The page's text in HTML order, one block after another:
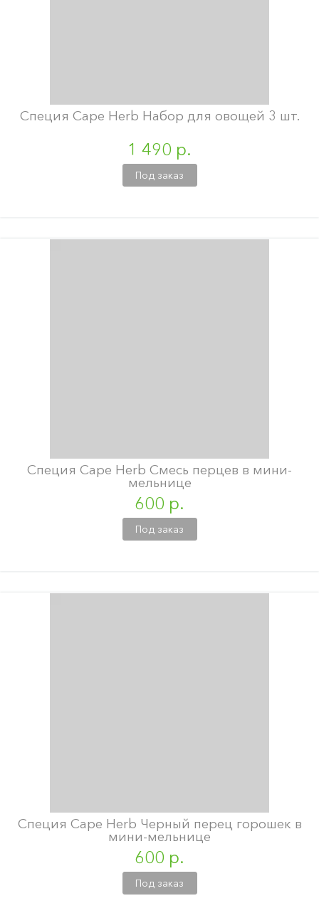
Специя Cape Herb Набор для овощей 3 шт.
1 490 р.
Под заказ
Специя Cape Herb Смесь перцев в мини-
мельнице
600 р.
Под заказ
Специя Cape Herb Черный перец горошек в
мини-мельнице
600 р.
Под заказ